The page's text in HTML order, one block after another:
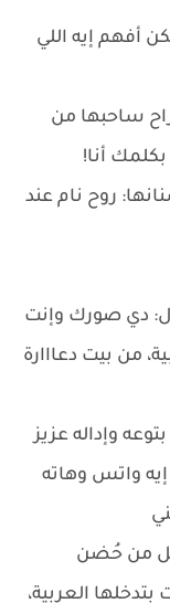
أفهم إيه اللي
ساحبها من
أنا!
روح نام عند
دي صورك وإنت
من بيت دعااارة
وإداله عزيز
واتس وهاته
من حُضن
العربية،